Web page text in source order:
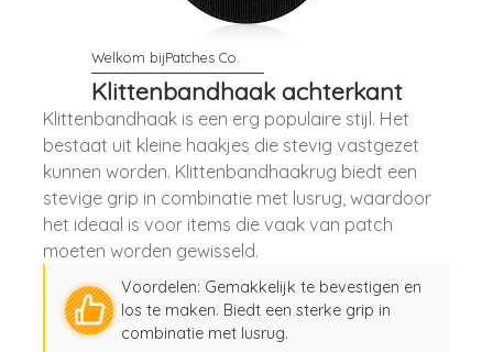
Klittenbandhaak achterkant
Klittenbandhaak is een erg populaire stijl. Het
bestaat uit kleine haakjes die stevig vastgezet
kunnen worden. Klittenbandhaakrug biedt een
stevige grip in combinatie met lusrug, waardoor
het ideaal is voor items die vaak van patch
moeten worden gewisseld.
Voordelen: Gemakkelijk te bevestigen en
los te maken. Biedt een sterke grip in
combinatie met lusrug.